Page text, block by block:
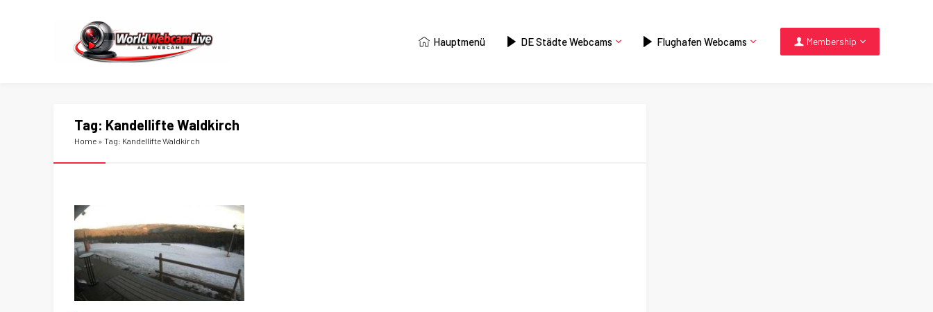
Hauptmenü DE Städte Webcams Flughafen Webcams Membership
Tag: Kandellifte Waldkirch
Home » Tag: Kandellifte Waldkirch